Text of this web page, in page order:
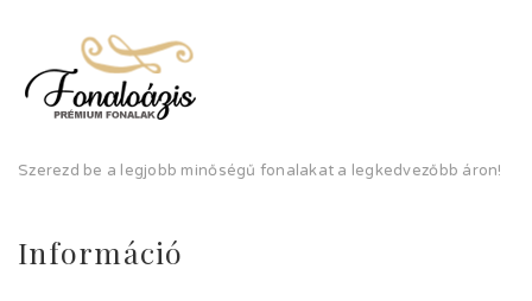
Szerezd be a legjobb minőségű fonalakat a legkedvezőbb áron!
Információ